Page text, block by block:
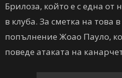
Брилоза, който е с една от
в клуба. За сметка на това
попълнение Жоао Пауло,
поведе атаката на